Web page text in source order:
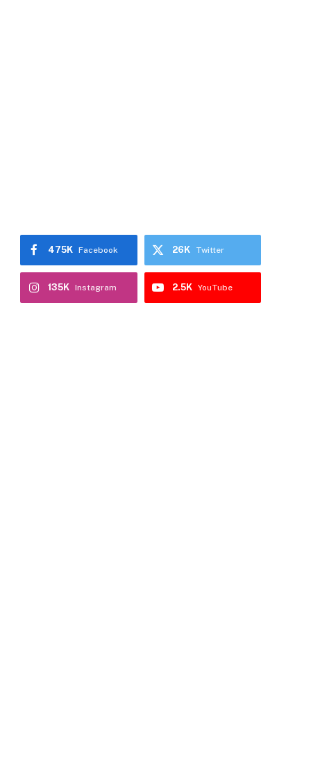
Facebook
475K Twitter
26K
Instagram
135K YouTube
2.5K